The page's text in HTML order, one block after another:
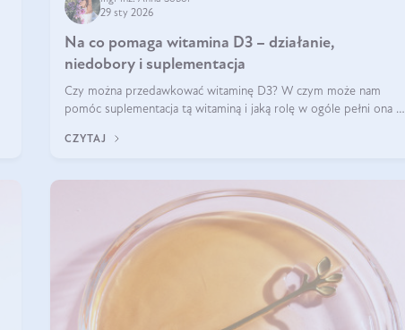
29 sty 2026
Na co pomaga witamina D3 – działanie,
niedobory i suplementacja
Czy można przedawkować witaminę D3? W czym może nam
pomóc suplementacja tą witaminą i jaką rolę w ogóle pełni ona w
zalecane jest jesienią i zimą, ale czy wiesz, dlaczego warto to
CZYTAJ